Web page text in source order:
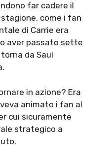
far cadere il
stagione, come i fan
di Carrie era
aver passato sette
da Saul
in azione? Era
animato i fan al
cui sicuramente
strategico a